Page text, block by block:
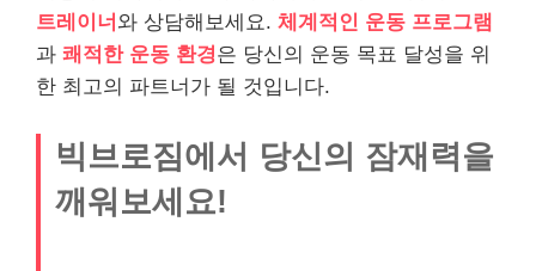
트레이너 와 상담해보세요. 체계적인 운동 프로그램
과 쾌적한 운동 환경은 당신의 운동 목표 달성을 위
한 최고의 파트너가 될 것입니다.
빅브로짐에서 당신의 잠재력을
깨워보세요!